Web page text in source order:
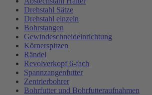
Drehstahl Sätze
Drehstahl einzeln
Bohrstangen
Gewindeschneideinrichtung
Körnerspitzen
Rändel
Revolverkopf 6-fach
Spannzangenfutter
Zentrierbohrer
Bohrfutter und Bohrfutteraufnahmen